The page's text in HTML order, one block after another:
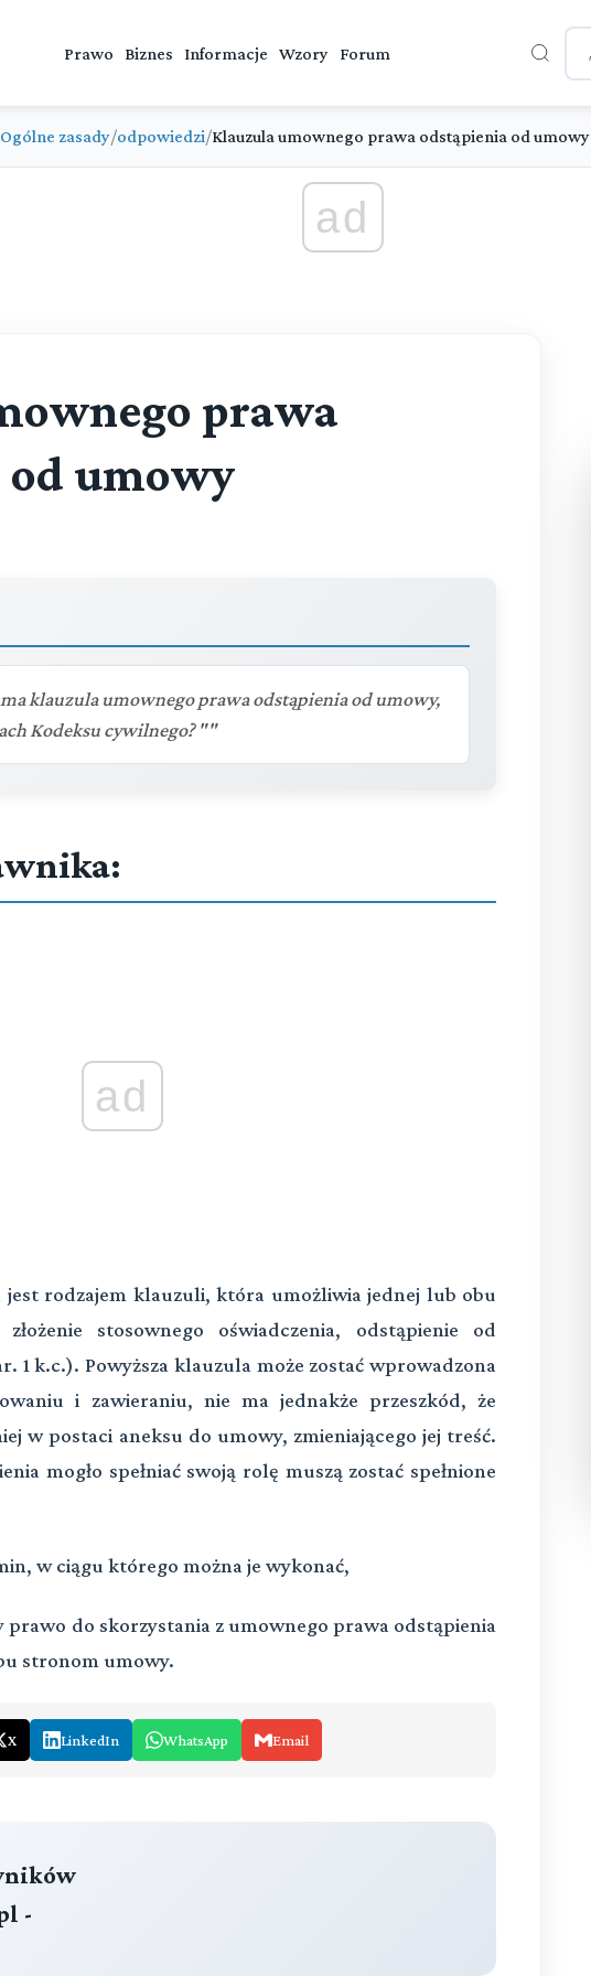
Prawo Biznes Informacje Wzory Forum
Ogólne zasady/odpowiedzi/Klauzula umownego prawa odstąpienia od umowy
ad
prawa
umowy
klauzula umownego prawa odstąpienia od umowy,
Kodeksu cywilnego? ""
ad
rodzajem klauzuli, która umożliwia jednej lub obu
stosownego oświadczenia, odstąpienie od
1 k.c.). Powyższa klauzula może zostać wprowadzona
i zawieraniu, nie ma jednakże przeszkód, że
w postaci aneksu do umowy, zmieniającego jej treść.
mogło spełniać swoją rolę muszą zostać spełnione
w ciągu którego można je wykonać,
prawo do skorzystania z umownego prawa odstąpienia
stronom umowy.
X LinkedIn WhatsApp Email
-